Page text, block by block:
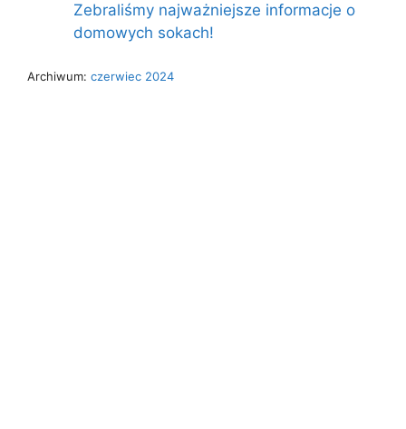
Zebraliśmy najważniejsze informacje o
domowych sokach!
Archiwum: czerwiec 2024